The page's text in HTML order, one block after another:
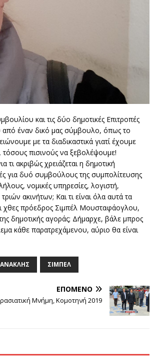
και τις δύο δημοτικές Επιτροπές
από έναν δικό μας σύμβουλο, όπως το
με τα διαδικαστικά γιατί έχουμε
πισινούς να ξεβολέψουμε!
ακριβώς χρειάζεται η δημοτική
δυό συμβούλους της συμπολίτευσης
νομικές υπηρεσίες, λογιστή,
ακινήτων; Και τι είναι όλα αυτά τα
χθες πρόεδρος Σιμπέλ Μουσταφάογλου,
δημοτικής αγοράς; Δήμαρχε, βάλε μπρος
κάθε παρατρεχάμενου, αύριο θα είναι
ΣΙΜΠΈΛ
ΕΠΌΜΕΝΟ
Μνήμη, Κομοτηνή 2019